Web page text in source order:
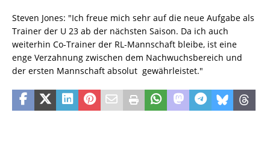
Steven Jones: "Ich freue mich sehr auf die neue Aufgabe als
Trainer der U 23 ab der nächsten Saison. Da ich auch
weiterhin Co-Trainer der RL-Mannschaft bleibe, ist eine
enge Verzahnung zwischen dem Nachwuchsbereich und
der ersten Mannschaft absolut gewährleistet."